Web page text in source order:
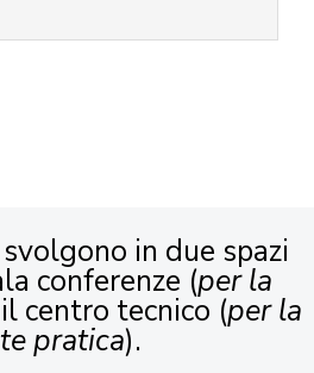
in due spazi
conferenze (per la
centro tecnico (per la
pratica).